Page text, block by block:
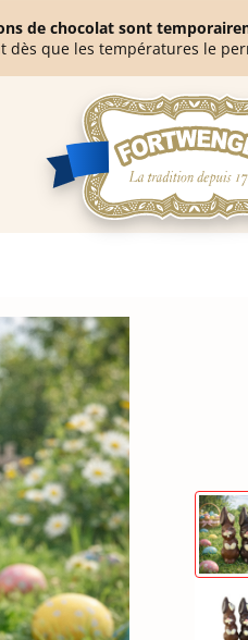
de chocolat sont
dès que les températures le